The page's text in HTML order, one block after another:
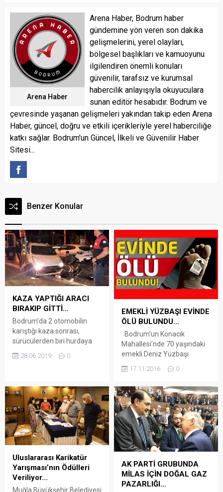
Arena Haber
Arena Haber, Bodrum haber
gündemine yön veren son dakika
gelişmelerini, yerel olayları,
bölgesel başlıkları ve kamuoyunu
ilgilendiren önemli konuları
güvenilir, tarafsız ve kurumsal
habercilik anlayışıyla okuyuculara
sunan editör hesabıdır. Bodrum ve
çevresinde yaşanan gelişmeleri yakından takip eden Arena
Haber, güncel, doğru ve etkili içerikleriyle yerel haberciliğe
katkı sağlar. Bodrum'un Güncel, İlkeli ve Güvenilir Haber
Sitesi...
Benzer Konular
KAZA YAPTIĞI ARACI
BIRAKIP GİTTİ…
Bodrum’da 2 otomobilin
karıştığı kaza sonrası,
sürücülerden biri hurdaya
dönen aracını bırakıp kaza
mahallinden uzaklaştı.
Kavşağı’nda yaşandı.
Edinilen bilgiye göre cadde
üzerinde süratli bir şekilde
seyreden 48 MB 374 plakalı
otomobil sürücüsü, aynı
istikametteki başka bir
Çarpışma sonrası savrulan
48...
28.06.2019 0
EMEKLİ YÜZBAŞI EVİNDE
ÖLÜ BULUNDU…
Bodrum’un Konacık
Mahallesi’nde 70 yaşındaki
emekli Deniz Yüzbaşı
bulundu. Kalp krizinden
cesedi, Muğla Adli Tıp
Kurumu’na gönderildi.
Emekli Deniz Yüzbaşı
Mehmet Erbil’i bu sabah
telefonla arayan arkadaşları
kendisine ulaşamayınca,
Konacık Mahallesi Ali Paşa
Sokak’taki evine geldi. Evin
kapı zilini çalmalarına
rağmen kapı...
17.11.2016 0
Uluslararası Karikatür
Yarışması’nın Ödülleri
Veriliyor…
Muğla Büyükşehir Belediyesi
AK PARTİ GRUBUNDA
MİLAS İÇİN DOĞAL GAZ
PAZARLIĞI…